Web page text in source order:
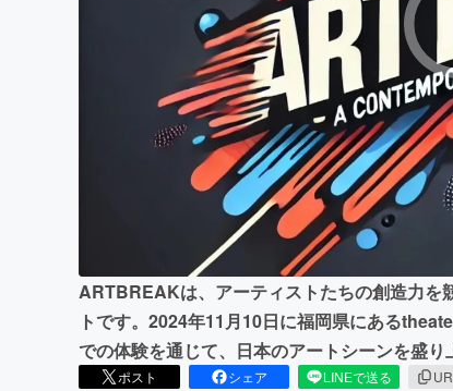
まちづくり・地域活性化
ARTBREAKは、アーティストたちの創造力を
トです。2024年11月10日に福岡県にある
での体験を通じて、日本のアートシーンを盛り
ポスト シェア LINEで送る